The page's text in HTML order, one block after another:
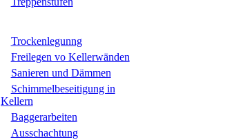
Trockenlegunng
Freilegen vo Kellerwänden
Sanieren und Dämmen
Schimmelbeseitigung in
Kellern
Baggerarbeiten
Ausschachtung